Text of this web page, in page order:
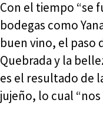
Con el tiempo “se
bodegas como
buen vino, el paso
Quebrada y la
es el resultado de
jujeño, lo cual